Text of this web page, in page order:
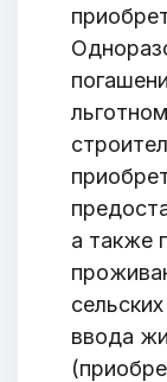
а также
ввода